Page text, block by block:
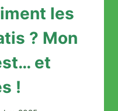
les
? Mon
et
!